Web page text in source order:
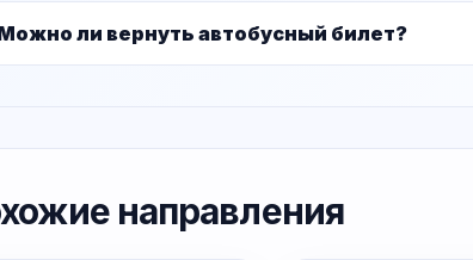
ли вернуть автобусный билет?
направления